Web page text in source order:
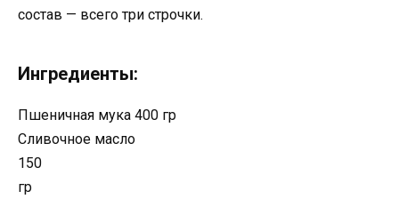
состав — всего три строчки.
Ингредиенты:
Пшеничная мука 400 гр
Сливочное масло
150
гр